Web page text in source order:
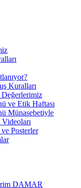
Kuralları
ve Etik Haftası
Münasebetiyle
Posterler
DAMAR